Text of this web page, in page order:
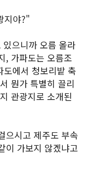
지야?"
으니까 오름 올라
, 가파도는 오름조
에서 청보리밭 축
뭔가 특별히 끌리
관광지로 소개된
으시고 제주도 부속
이 가보지 않겠냐고